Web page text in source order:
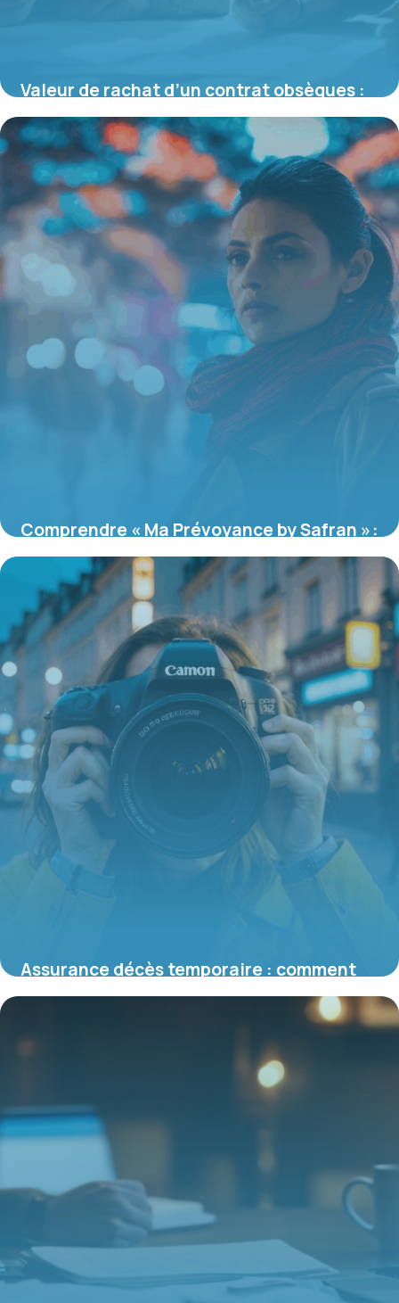
Valeur de rachat d’un contrat obsèques :
comprendre, calculer et optimiser
16 juin 2026
Comprendre « Ma Prévoyance by Safran » :
la protection sociale sur-mesure pour les
salariés du Groupe
16 juin 2026
Assurance décès temporaire : comment
choisir la meilleure option pour votre